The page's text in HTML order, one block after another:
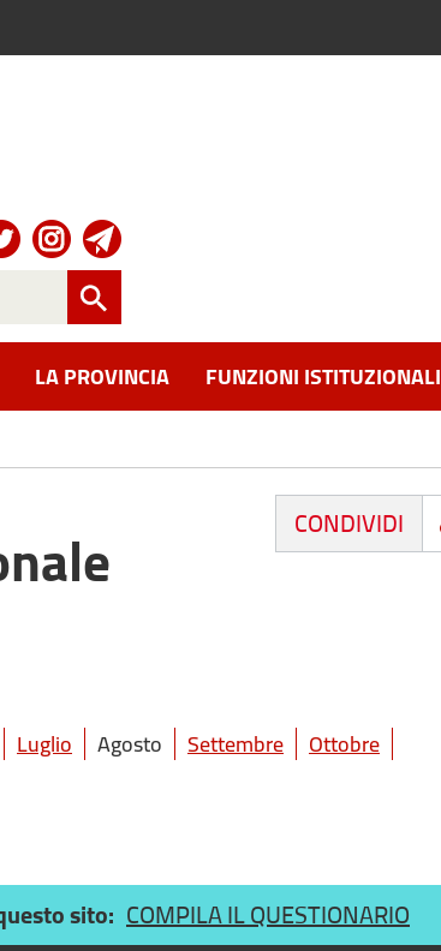
LA PROVINCIA
FUNZIONI ISTITUZIONALI
CONDIVIDI
Luglio Agosto Settembre
Ottobre
sito: COMPILA IL QUESTIONARIO